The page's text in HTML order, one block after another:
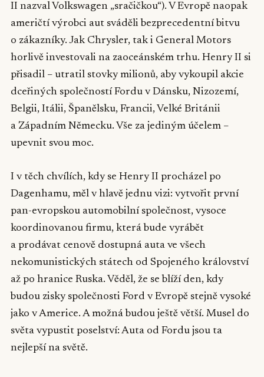
II nazval Volkswagen „sračičkou“). V Evropě naopak
američtí výrobci aut sváděli bezprecedentní bitvu
o zákazníky. Jak Chrysler, tak i General Motors
horlivě investovali na zaoceánském trhu. Henry II si
přisadil – utratil stovky milionů, aby vykoupil akcie
dceřiných společností Fordu v Dánsku, Nizozemí,
Belgii, Itálii, Španělsku, Francii, Velké Británii
a Západním Německu. Vše za jediným účelem –
upevnit svou moc.
I v těch chvílích, kdy se Henry II procházel po
Dagenhamu, měl v hlavě jednu vizi: vytvořit první
pan-evropskou automobilní společnost, vysoce
koordinovanou firmu, která bude vyrábět
a prodávat cenově dostupná auta ve všech
nekomunistických státech od Spojeného království
až po hranice Ruska. Věděl, že se blíží den, kdy
budou zisky společnosti Ford v Evropě stejně vysoké
jako v Americe. A možná budou ještě větší. Musel do
světa vypustit poselství: Auta od Fordu jsou ta
nejlepší na světě.